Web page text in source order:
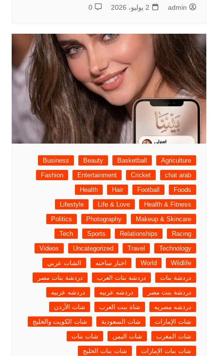
admin 2 يوليو، 2026 0
Agriculture
Basketball
Beauty
Business
chat arab
Cricket
Entertainment
Fashion
Foods
Football
Hair
Health
Health & Fitness
Life & Love
Lifestyle
Makeup & Skincare
Photography
Politics
Racing
Relationships
Sports
Tech
Technology
Travel
Uncategorized
Videos
Wildlife
World اخبار ساخنه
الشات عربي
دردشة بنات
دردشة بنات العرب
دردشة بنات مصر
دردشة بنت مصر
دردشه عربيه
دردشه عربيه
دردشه مصريه
شاة بنت العرب
شات الأردن
شات الإمارات
شات السعودية
شات الكويت والخليج
شات المغرب
شات اليمن
شات بنات
شات بنات الإمارات
شات بنات الخليج